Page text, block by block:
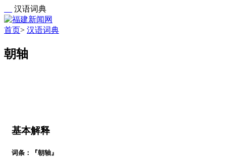
汉语词典
首页> 汉语词典
朝轴
基本解释
词条：『朝轴』